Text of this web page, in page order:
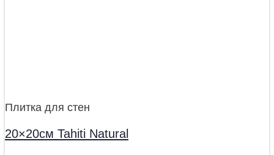
Плитка для стен
20×20см Tahiti Natural